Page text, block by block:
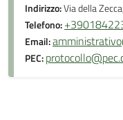
Indirizzo:Via della
Telefono:
Email:
PEC: